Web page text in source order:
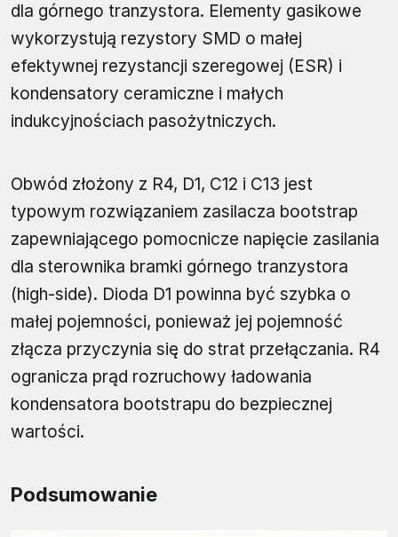
dla górnego tranzystora. Elementy gasikowe
wykorzystują rezystory SMD o małej
efektywnej rezystancji szeregowej (ESR) i
kondensatory ceramiczne i małych
indukcyjnościach pasożytniczych.
Obwód złożony z R4, D1, C12 i C13 jest
typowym rozwiązaniem zasilacza bootstrap
zapewniającego pomocnicze napięcie zasilania
dla sterownika bramki górnego tranzystora
(high-side). Dioda D1 powinna być szybka o
małej pojemności, ponieważ jej pojemność
złącza przyczynia się do strat przełączania. R4
ogranicza prąd rozruchowy ładowania
kondensatora bootstrapu do bezpiecznej
wartości.
Podsumowanie